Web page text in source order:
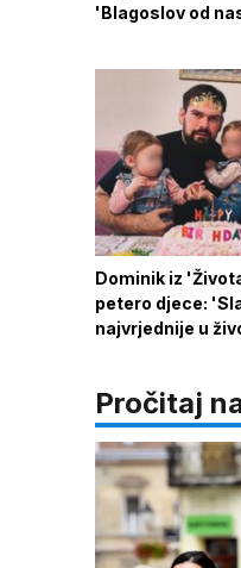
'Blagoslov od
Dominik iz
petero djece:
najvrjednije u
Pročitaj